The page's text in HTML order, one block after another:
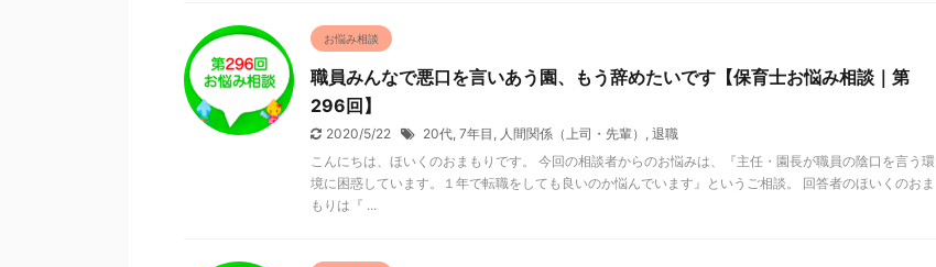
お悩み相談
職員みんなで悪口を言いあう園、もう辞めたいです【保育士お悩み相談｜第
296回】
2020/5/22 20代, 7年目 , 人間関係（上司・先輩） , 退職
こんにちは、ほいくのおまもりです。 今回の相談者からのお悩みは、『主任・園長が職員の陰口を言う環
境に困惑しています。１年で転職をしても良いのか悩んでいます』というご相談。 回答者のほいくのおま
もりは『 ...